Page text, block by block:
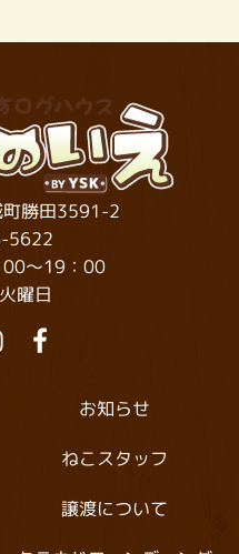
町勝田3591-2
5622
00～19：00
曜日
お知らせ
ねこスタッフ
譲渡について